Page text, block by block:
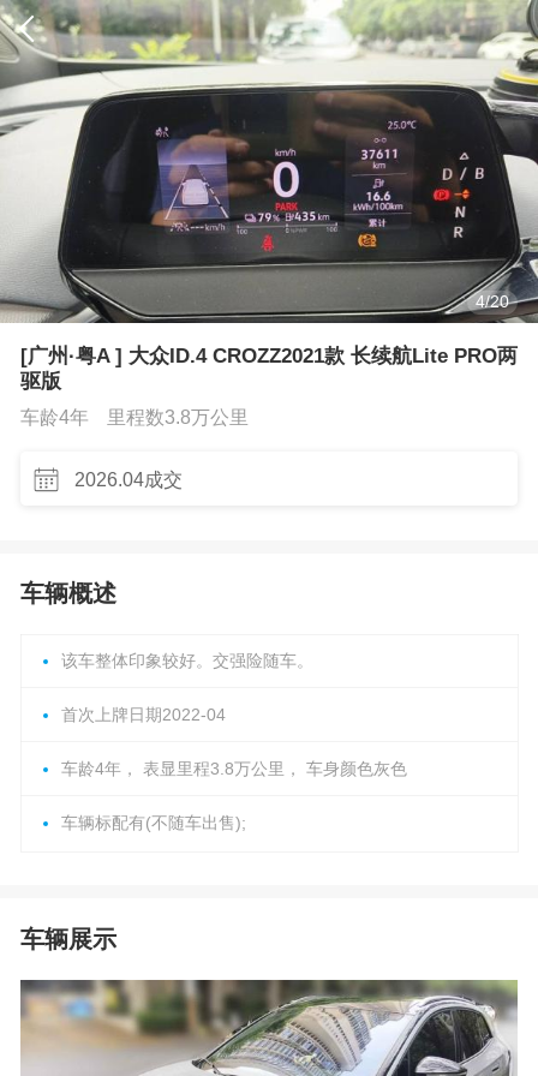
4/20
[广州·粤A ] 大众ID.4 CROZZ2021款 长续航Lite PRO两
驱版
车龄4年 里程数3.8万公里
2026.04成交
车辆概述
该车整体印象较好。交强险随车。
首次上牌日期2022-04
车龄4年， 表显里程3.8万公里， 车身颜色灰色
车辆标配有(不随车出售);
车辆展示